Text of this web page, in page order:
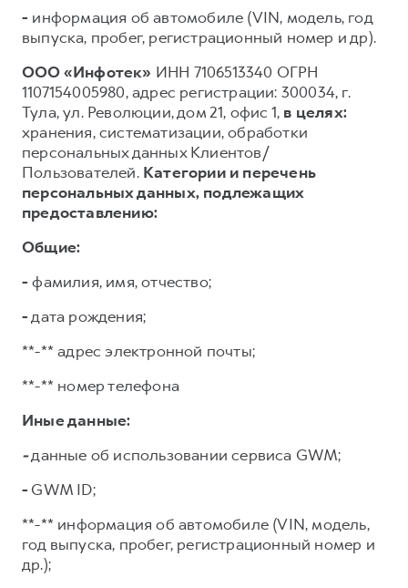
- информация об автомобиле (VIN, модель, год
выпуска, пробег, регистрационный номер и др).
ООО «Инфотек» ИНН 7106513340 ОГРН
1107154005980, адрес регистрации: 300034, г.
Тула, ул. Революции, дом 21, офис 1, в целях:
хранения, систематизации, обработки
персональных данных Клиентов/
Пользователей. Категории и перечень
персональных данных, подлежащих
предоставлению:
Общие:
- фамилия, имя, отчество;
-дата рождения;
**-** адрес электронной почты;
**-** номер телефона
Иные данные:
-данные об использовании сервиса GWM;
- GWM ID;
**-** информация об автомобиле (VIN, модель,
год выпуска, пробег, регистрационный номер и
др.);